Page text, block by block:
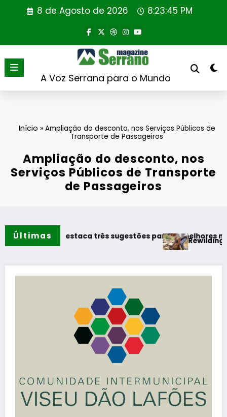
8 de Agosto de 2026 8:23:45 PM
A Voz Serrana para o Mundo
Início » Ampliação do desconto, nos Serviços Públicos de
Transporte de Passageiros
Ampliação do desconto, nos
Serviços Públicos de Transporte
de Passageiros
Últimas
destaca três sugestões para os melhores momentos
Rewilding Portugal